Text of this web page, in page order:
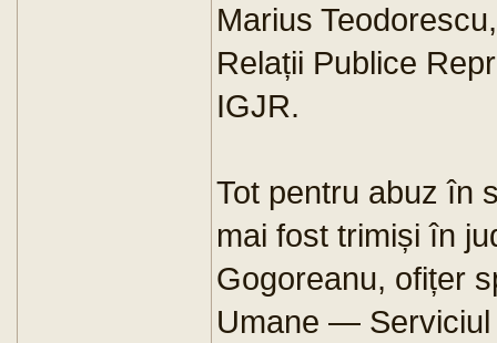
Marius
Relații Publice
IGJR.
Tot pentru abuz în
mai fost trimiși în
Gogoreanu, ofițer
Umane —